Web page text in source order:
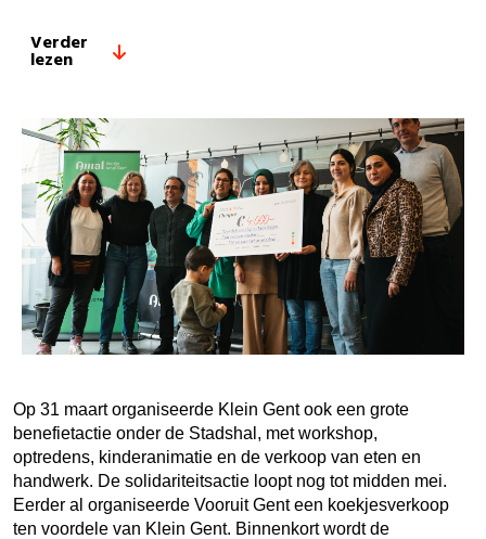
Verder
lezen
Op 31 maart organiseerde Klein Gent ook een grote
benefietactie onder de Stadshal, met workshop,
optredens, kinderanimatie en de verkoop van eten en
handwerk. De solidariteitsactie loopt nog tot midden mei.
Eerder al organiseerde Vooruit Gent een koekjesverkoop
ten voordele van Klein Gent. Binnenkort wordt de